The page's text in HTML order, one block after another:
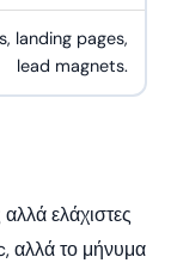
landing pages,
lead magnets.
ελάχιστες
αλλά το μήνυμα